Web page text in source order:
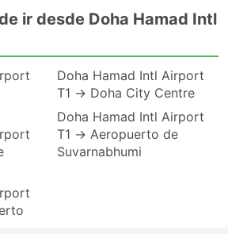
ir desde Doha Hamad Intl
Doha Hamad Intl Airport
T1 → Doha City Centre
Doha Hamad Intl Airport
T1 → Aeropuerto de
Suvarnabhumi